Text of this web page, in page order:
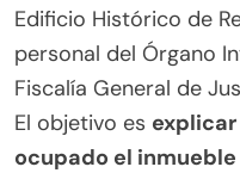
Edificio Histórico de
personal del Órgano
Fiscalía General de
El objetivo es
ocupado el